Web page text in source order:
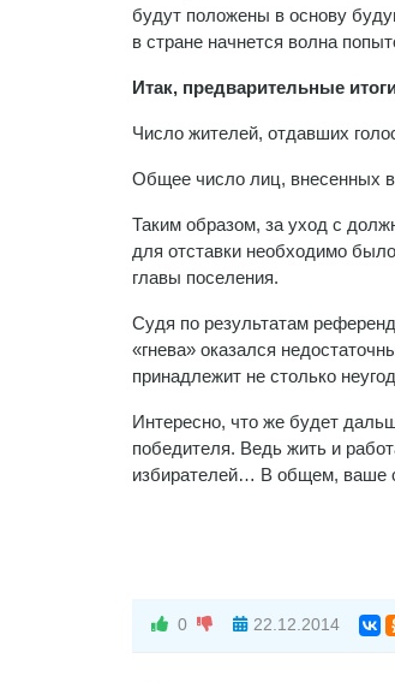
будут положены в основу
в стране начнется волна
Итак, предварительные
Число жителей, отдавших
Общее число лиц, внесенных в
Таким образом, за уход с
для отставки необходимо
главы поселения.
Судя по результатам
«гнева» оказался
принадлежит не столько
Интересно, что же будет
победителя. Ведь жить и
избирателей… В общем, ваше
0 22.12.2014